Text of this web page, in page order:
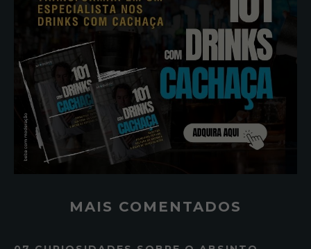
MAIS COMENTADOS